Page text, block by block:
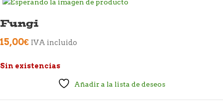
Fungi
15,00€ IVA incluido
Sin existencias
Añadir a la lista de deseos